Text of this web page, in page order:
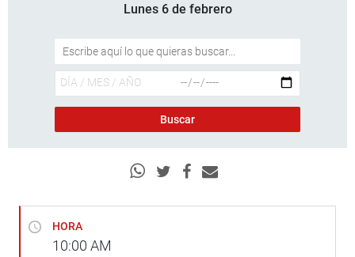
Lunes 6 de febrero
HORA
10:00 AM